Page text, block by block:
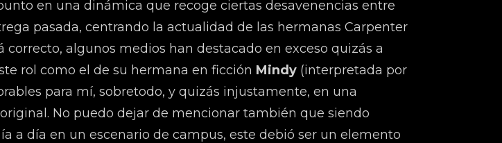
en una dinámica que recoge ciertas desavenencias entre
pasada, centrando la actualidad de las hermanas Carpenter
algunos medios han destacado en exceso quizás a
rol como el de su hermana en ficción Mindy (interpretada por
para mí, sobretodo, y quizás injustamente, en una
No puedo dejar de mencionar también que siendo
a día en un escenario de campus, este debió ser un elemento